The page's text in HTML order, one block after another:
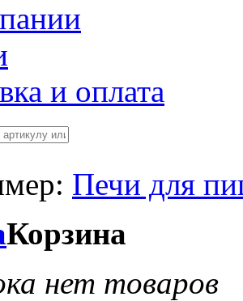
и оплата
Печи для
Корзина
нет товаров